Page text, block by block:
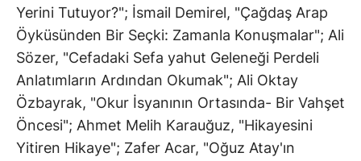
Yerini Tutuyor?"; İsmail Demirel, "Çağdaş Arap
Öyküsünden Bir Seçki: Zamanla Konuşmalar"; Ali
Sözer, "Cefadaki Sefa yahut Geleneği Perdeli
Anlatımların Ardından Okumak"; Ali Oktay
Özbayrak, "Okur İsyanının Ortasında- Bir Vahşet
Öncesi"; Ahmet Melih Karauğuz, "Hikayesini
Yitiren Hikaye"; Zafer Acar, "Oğuz Atay'ın